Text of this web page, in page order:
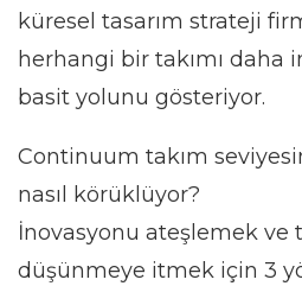
küresel tasarım strateji
herhangi bir takımı daha
basit yolunu gösteriyor.
Continuum takım
nasıl körüklüyor?
İnovasyonu ateşlemek ve
düşünmeye itmek için 3